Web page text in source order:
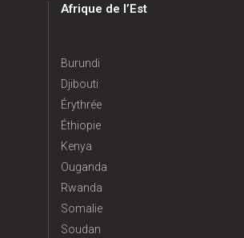
Afrique de l’Est
Burundi
Djibouti
Érythrée
Éthiopie
Kenya
Ouganda
Rwanda
Somalie
Soudan